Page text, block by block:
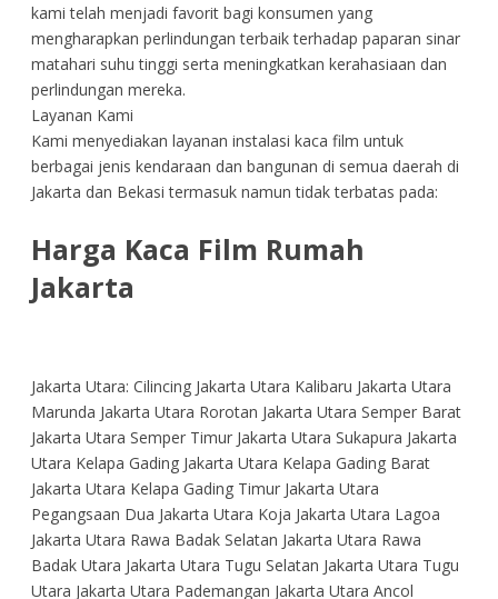
kami telah menjadi favorit bagi konsumen yang
mengharapkan perlindungan terbaik terhadap paparan sinar
matahari suhu tinggi serta meningkatkan kerahasiaan dan
perlindungan mereka.
Layanan Kami
Kami menyediakan layanan instalasi kaca film untuk
berbagai jenis kendaraan dan bangunan di semua daerah di
Jakarta dan Bekasi termasuk namun tidak terbatas pada:
Harga Kaca Film Rumah
Jakarta
Jakarta Utara: Cilincing Jakarta Utara Kalibaru Jakarta Utara
Marunda Jakarta Utara Rorotan Jakarta Utara Semper Barat
Jakarta Utara Semper Timur Jakarta Utara Sukapura Jakarta
Utara Kelapa Gading Jakarta Utara Kelapa Gading Barat
Jakarta Utara Kelapa Gading Timur Jakarta Utara
Pegangsaan Dua Jakarta Utara Koja Jakarta Utara Lagoa
Jakarta Utara Rawa Badak Selatan Jakarta Utara Rawa
Badak Utara Jakarta Utara Tugu Selatan Jakarta Utara Tugu
Utara Jakarta Utara Pademangan Jakarta Utara Ancol